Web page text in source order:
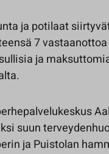
ja potilaat
7
ja
suun
ja Puistolan